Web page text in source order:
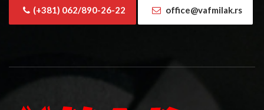
(+381) 062/890-26-22 office@vafmilak.rs